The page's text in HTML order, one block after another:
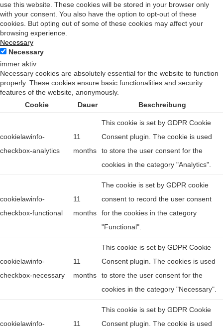
use this website. These cookies will be stored in your browser only
with your consent. You also have the option to opt-out of these
cookies. But opting out of some of these cookies may affect your
browsing experience.
Necessary
Necessary
immer aktiv
Necessary cookies are absolutely essential for the website to function
properly. These cookies ensure basic functionalities and security
features of the website, anonymously.
Cookie
Dauer Beschreibung
cookielawinfo-
checkbox-analytics
11
months
This cookie is set by GDPR Cookie
Consent plugin. The cookie is used
to store the user consent for the
cookies in the category "Analytics".
cookielawinfo-
checkbox-functional
11
months
The cookie is set by GDPR cookie
consent to record the user consent
for the cookies in the category
"Functional".
cookielawinfo-
checkbox-necessary
11
months
This cookie is set by GDPR Cookie
Consent plugin. The cookies is used
to store the user consent for the
cookies in the category "Necessary".
cookielawinfo-
11
This cookie is set by GDPR Cookie
Consent plugin. The cookie is used